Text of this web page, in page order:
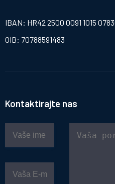
IBAN: HR42 2500 0091 1015
OIB: 70788591483
Kontaktirajte nas